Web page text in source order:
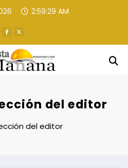
2:59:30 AM
del editor
del editor